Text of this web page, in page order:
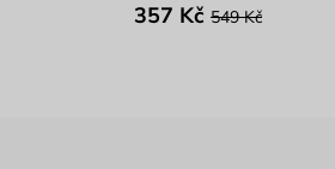
357 Kč 549 Kč